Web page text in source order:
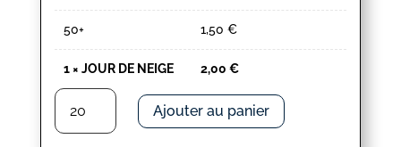
50+ 1,50 €
1× JOUR DE NEIGE 2,00 €
quantité
JOUR
Ajouter au panier